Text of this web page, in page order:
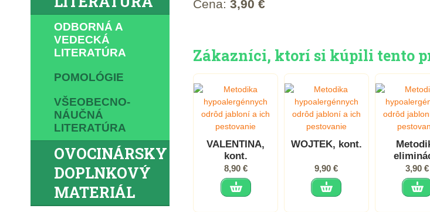
ODBORNÁ A
VEDECKÁ
LITERATÚRA
POMOLÓGIE
VŠEOBECNO-
NÁUČNÁ
LITERATÚRA
OVOCINÁRSKY
DOPLNKOVÝ
MATERIÁL
Cena: 3,90 €
Zákazníci, ktorí si kúpili tento
VALENTINA,
kont.
8,90 €
WOJTEK, kont.
9,90 € 3,90 €